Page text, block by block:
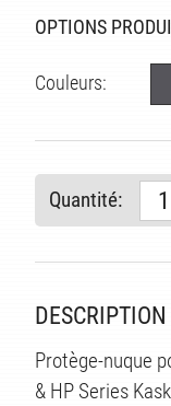
OPTIONS
Couleurs:
Quantité:
DESCRIPTION
Protège-nuque
& HP Series